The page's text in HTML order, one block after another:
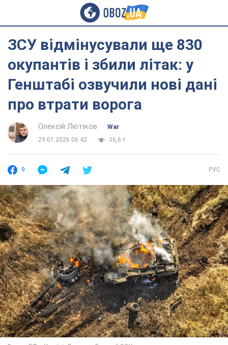
ЗСУ відмінусували ще 830
окупантів і збили літак: у
Генштабі озвучили нові дані
про втрати ворога
Олексій Лютіков
War
29.01.2026 06:42
36,6 т.
9 РУС